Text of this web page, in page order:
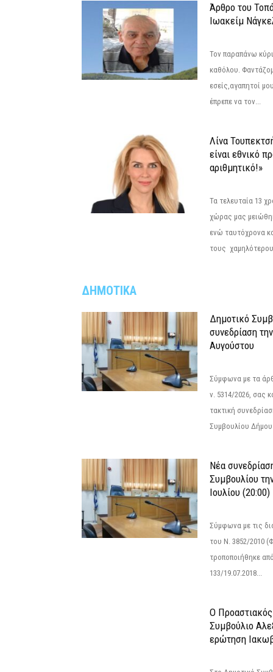
Άρθρο του
Ιωακείμ
Τον παραπάνω
καθόλου.
εσείς,αγαπητοί
έπρεπε να τον...
Λίνα
είναι εθνικό
αριθμητικό!»
Τα τελευταία 13
χώρας μας
ενώ ταυτόχρονα
τους
ΔΗΜΟΤΙΚΑ
Δημοτικό
συνεδρίαση
Αυγούστου
Σύμφωνα με τα
ν. 5314/2026, σας
τακτική
Συμβουλίου
Νέα
Συμβουλίου
Ιουλίου (20:00)
Σύμφωνα με τις
του Ν. 3852/2010
τροποποιήθηκε
133/19.07.2018...
Ο
Συμβούλιο
ερώτηση